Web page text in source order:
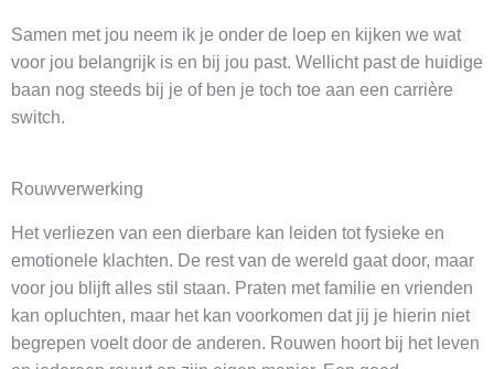
Samen met jou neem ik je onder de loep en kijken we wat
voor jou belangrijk is en bij jou past. Wellicht past de huidige
baan nog steeds bij je of ben je toch toe aan een carrière
switch.
Rouwverwerking
Het verliezen van een dierbare kan leiden tot fysieke en
emotionele klachten. De rest van de wereld gaat door, maar
voor jou blijft alles stil staan. Praten met familie en vrienden
kan opluchten, maar het kan voorkomen dat jij je hierin niet
begrepen voelt door de anderen. Rouwen hoort bij het leven